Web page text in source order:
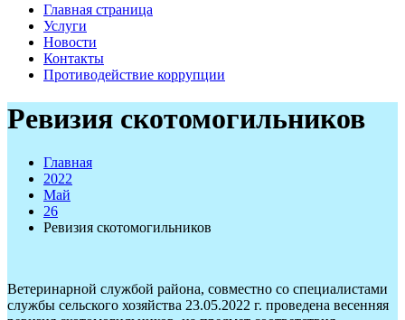
Главная страница
Услуги
Новости
Контакты
Противодействие коррупции
Ревизия скотомогильников
Главная
2022
Май
26
Ревизия скотомогильников
Ветеринарной службой района, совместно со специалистами
службы сельского хозяйства 23.05.2022 г. проведена весенняя